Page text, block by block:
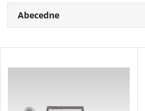
R
a
d
Abecedne
V